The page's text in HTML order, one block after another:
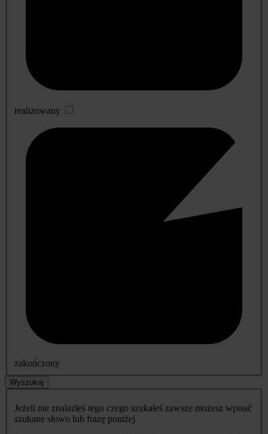
realizowany
zakończony
Wyszukaj
Jeżeli nie znalazłeś tego czego szukałeś zawsze możesz wpisać
szukane słowo lub frazę poniżej